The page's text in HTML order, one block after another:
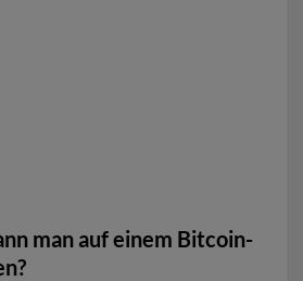
man auf einem Bitcoin-